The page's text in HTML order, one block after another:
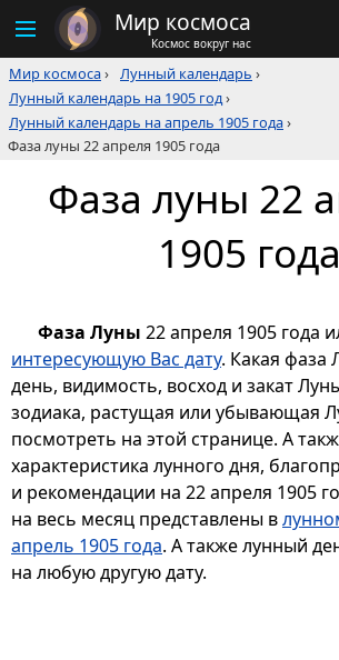
Мир космоса
Космос вокруг нас
Мир космоса› Лунный календарь ›
Лунный календарь на 1905 год›
Лунный календарь на апрель 1905 года›
Фаза луны 22 апреля 1905 года
Фаза луны 22
1905 года
Фаза Луны 22 апреля 1905 года
интересующую Вас дату. Какая фаза
день, видимость, восход и закат
зодиака, растущая или убывающая
посмотреть на этой странице. А
характеристика лунного дня,
и рекомендации на 22 апреля 1905
на весь месяц представлены в
апрель 1905 года. А также лунный
на любую другую дату.